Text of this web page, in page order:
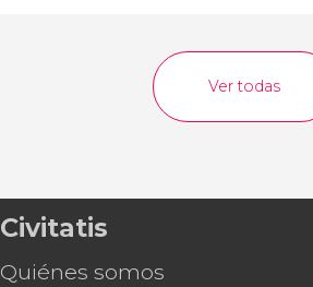
Ver todas
Civitatis
Quiénes somos